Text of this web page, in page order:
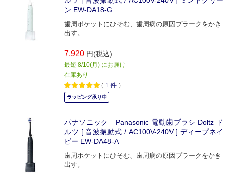
ン EW-DA18-G
歯周ポケットにひそむ、歯周病の原因プラークをかき
出す。
7,920 円(税込)
最短 8/10(月) にお届け
在庫あり
（ 1 件 ）
ラッピング承り中
パナソニック Panasonic 電動歯ブラシ Doltz ド
ルツ [ 音波振動式 / AC100V-240V ] ディープネイ
ビー EW-DA48-A
歯周ポケットにひそむ、歯周病の原因プラークをかき
出す。